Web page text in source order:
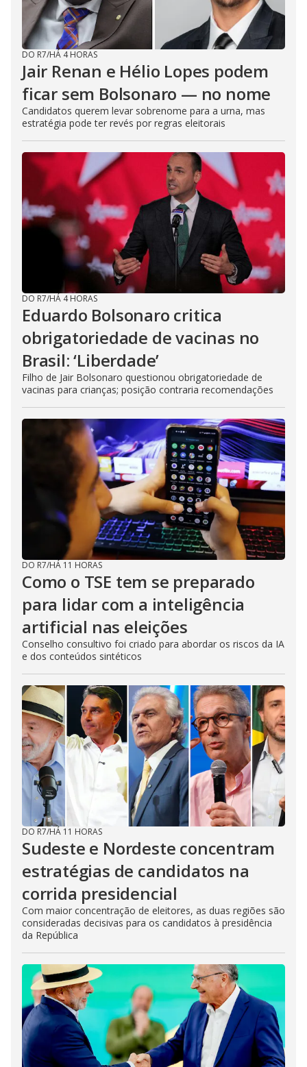
DO R7/HÁ 4 HORAS
Jair Renan e Hélio Lopes podem
ficar sem Bolsonaro — no nome
Candidatos querem levar sobrenome para a urna, mas
estratégia pode ter revés por regras eleitorais
DO R7/HÁ 4 HORAS
Eduardo Bolsonaro critica
obrigatoriedade de vacinas no
Brasil: ‘Liberdade’
Filho de Jair Bolsonaro questionou obrigatoriedade de
vacinas para crianças; posição contraria recomendações
DO R7/HÁ 11 HORAS
Como o TSE tem se preparado
para lidar com a inteligência
artificial nas eleições
Conselho consultivo foi criado para abordar os riscos da IA
e dos conteúdos sintéticos
DO R7/HÁ 11 HORAS
Sudeste e Nordeste concentram
estratégias de candidatos na
corrida presidencial
Com maior concentração de eleitores, as duas regiões são
consideradas decisivas para os candidatos à presidência
da República